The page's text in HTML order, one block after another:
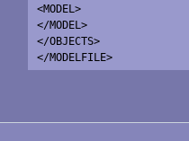
<MODEL>
</MODEL>
</OBJECTS>